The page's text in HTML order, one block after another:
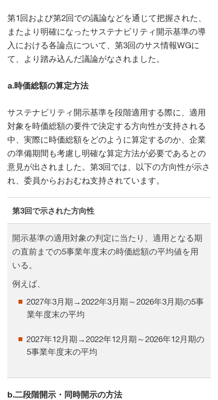
第1回および第2回での議論などを通じて把握された、
またより明確になったサステナビリティ開示基準の導
入における各論点について、第3回のサス情報WGに
て、より踏み込んだ議論がなされました。
a.時価総額の算定方法
サステナビリティ開示基準を段階適用する際に、適用
対象を時価総額の要件で決定する方向性が支持される
中、実際に時価総額をどのように算定するのか、企業
の準備期間も考慮し明確な算定方法が必要であるとの
意見が出されました。第3回では、以下の方向性が示さ
れ、委員からおおむね支持されています。
第3回で示された方向性
開示基準の適用対象の判定に当たり、適用となる期
の直前までの5事業年度末の時価総額の平均値を用
いる。
例えば、
2027年3月期→2022年3月期～2026年3月期の5事
業年度末の平均
2027年12月期→2022年12月期～2026年12月期の
5事業年度末の平均
b.二段階開示・同時開示の方法